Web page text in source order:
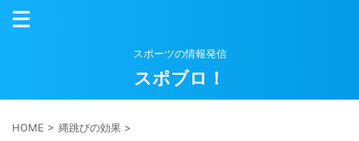
スポーツの情報発信
スポブロ！
HOME > 縄跳びの効果 >